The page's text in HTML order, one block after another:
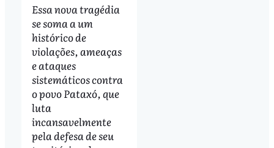
Essa nova tragédia
se soma a um
histórico de
violações, ameaças
e ataques
sistemáticos contra
o povo Pataxó, que
luta
incansavelmente
pela defesa de seu